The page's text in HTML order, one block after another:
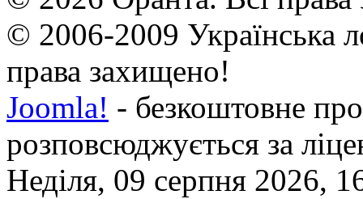
© 2006-2009 Українська
права захищено!
Joomla! - безкоштовне
розповсюджується за
Неділя, 09 серпня 2026,